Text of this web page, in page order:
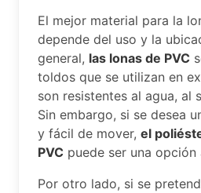
El mejor material para la
depende del uso y la
general, las lonas de PVC
toldos que se utilizan en
son resistentes al agua, al
Sin embargo, si se desea
y fácil de mover, el
PVC puede ser una opción
Por otro lado, si se